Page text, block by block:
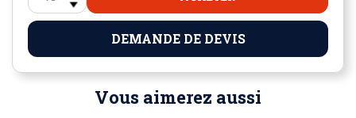
DEMANDE DE DEVIS
Vous aimerez aussi